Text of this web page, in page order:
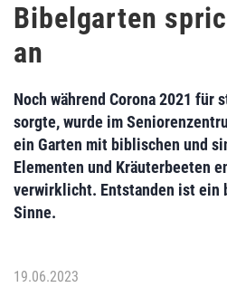
Bibelgarten
an
Noch während Corona 2021 für
sorgte, wurde im
ein Garten mit biblischen und
Elementen und Kräuterbeeten
verwirklicht. Entstanden ist ein
Sinne.
19.06.2023